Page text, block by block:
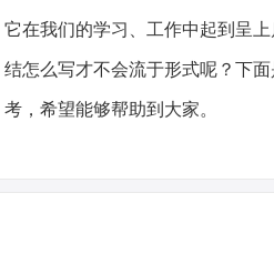
它在我们的学习、工作中起到呈
结怎么写才不会流于形式呢？下
考，希望能够帮助到大家。